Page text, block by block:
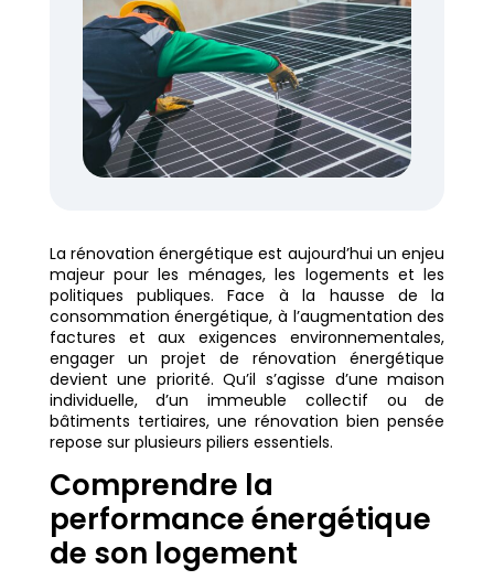
La rénovation énergétique est aujourd’hui un enjeu
majeur pour les ménages, les logements et les
politiques publiques. Face à la hausse de la
consommation énergétique, à l’augmentation des
factures et aux exigences environnementales,
engager un projet de rénovation énergétique
devient une priorité. Qu’il s’agisse d’une maison
individuelle, d’un immeuble collectif ou de
bâtiments tertiaires, une rénovation bien pensée
repose sur plusieurs piliers essentiels.
Comprendre la
performance énergétique
de son logement